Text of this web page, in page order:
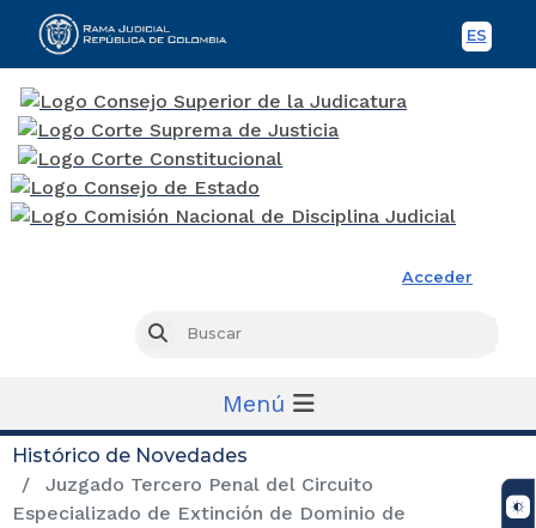
ES
Acceder
Buscar
Menú
Histórico de Novedades
Juzgado Tercero Penal del Circuito
Especializado de Extinción de Dominio de